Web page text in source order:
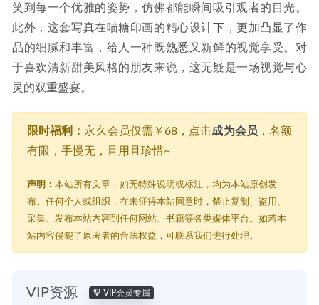
笑到每一个优雅的姿势，仿佛都能瞬间吸引观者的目光。
此外，这套写真在喵糖印画的精心设计下，更加凸显了作
品的细腻和丰富，给人一种既熟悉又新鲜的视觉享受。对
于喜欢清新甜美风格的朋友来说，这无疑是一场视觉与心
灵的双重盛宴。
限时福利： 永久会员仅需￥68，点击成为会员 ，名额
有限，手慢无，且用且珍惜~
声明： 本站所有文章，如无特殊说明或标注，均为本站原创发
布。任何个人或组织，在未征得本站同意时，禁止复制、盗用、
采集、发布本站内容到任何网站、书籍等各类媒体平台。如若本
站内容侵犯了原著者的合法权益，可联系我们进行处理。
VIP资源 VIP会员专属